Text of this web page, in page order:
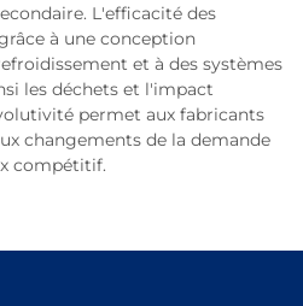
L'efficacité des
à une conception
et à des systèmes
les déchets et l'impact
permet aux fabricants
changements de la demande
compétitif.